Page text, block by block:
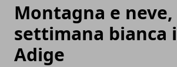
Montagna e neve,
settimana bianca
Adige